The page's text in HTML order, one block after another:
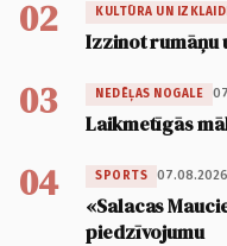
02 KULTŪRA UN
Izzinot rumāņu
03 NEDĒĻAS NOGALE
Laikmetīgās
04 SPORTS
«Salacas
piedzīvojumu